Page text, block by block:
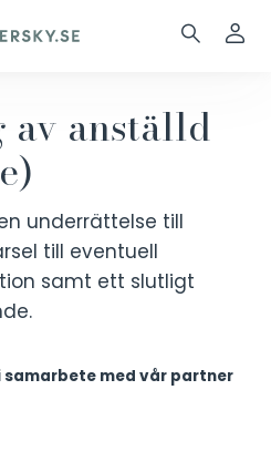
av anställd
underrättelse till
till eventuell
samt ett slutligt
samarbete med vår partner